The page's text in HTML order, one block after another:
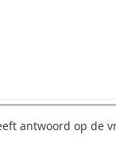
antwoord op de